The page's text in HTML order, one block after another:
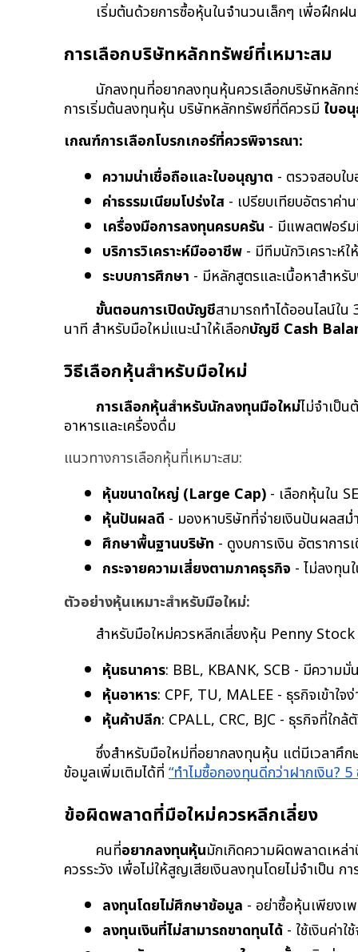
เริ่มต้นด้วยการซื้อหุ้นในจำนวนเล็กๆ เพื่อฝึก
การเลือกบริษัทหลักทรัพย์ที่เหมาะสม
นักลงทุนที่อยากลงทุนหุ้นควรเลือกบริษัทหลักท
การเริ่มต้นลงทุนหุ้น บริษัทหลักทรัพย์ที่ดีควรมี ใบอ
เกณฑ์การเลือกโบรกเกอร์ที่ควรพิจารณา:
ความน่าเชื่อถือและใบอนุญาต - ตรวจสอบใ
ค่าธรรมเนียมโปร่งใส - เปรียบเทียบอัตราค่า
เครื่องมือการลงทุนครบครัน - มีแพลตฟอร์ม
บริการวิเคราะห์มืออาชีพ - มีทีมนักวิเคราะห์
ระบบการศึกษา - มีหลักสูตรและเนื้อหาสำห
ขั้นตอนการเปิดบัญชีสามารถทำได้ออนไลน์ใ
นาที สำหรับมือใหม่แนะนำให้เลือกบัญชี Cash
วิธีเลือกหุ้นสำหรับมือใหม่
การเลือกหุ้นสำหรับนักลงทุนมือใหม่ไม่จำเป็
อาหารและเครื่องดื่ม
แนวทางการเลือกหุ้นที่เหมาะสม:
หุ้นขนาดใหญ่ (Large Cap) - เลือกหุ้นใน
หุ้นปันผลดี - มองหาบริษัทที่จ่ายเงินปันผลส
ศึกษาพื้นฐานบริษัท - ดูงบการเงิน อัตราการ
กระจายความเสี่ยงตามภาคธุรกิจ - ไม่ลงทุน
ตัวอย่างหุ้นเหมาะสำหรับมือใหม่:
สำหรับมือใหม่ควรหลีกเลี่ยงหุ้น Penny
หุ้นธนาคาร: BBL, KBANK, SCB - มีความ
หุ้นอาหาร: CPF, TU, MALEE - ธุรกิจเข้าใ
หุ้นค้าปลีก: CPALL, CRC, BJC - ธุรกิจที่ใก
ซึ่งสำหรับมือใหม่ที่อยากลงทุนหุ้น แต่มีเวลาศึ
ข้อมูลเพิ่มเติมได้ที่ “ทำไมซื้อกองทุนดีกว่าฝากเงิน?
ข้อผิดพลาดที่มือใหม่ควรหลีกเลี่ยง
คนที่อยากลงทุนหุ้นมักเกิดความผิดพลาดเหล่
ควรระวัง เพื่อไม่ให้สูญเสียเงินลงทุนโดยไม่จำเป็น
ลงทุนโดยไม่ศึกษาข้อมูล - อย่าซื้อหุ้นเพียงเ
ลงทุนเงินที่ไม่สามารถขาดทุนได้ - ใช้เงินค่า